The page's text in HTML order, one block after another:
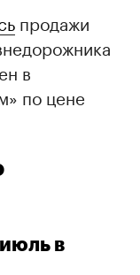
продажи
в
по цене
в